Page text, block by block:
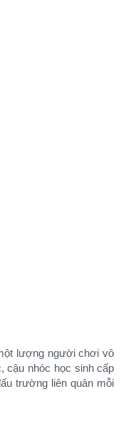
lượng người chơi vô
cậu nhóc học sinh cấp
trường liên quân mỗi